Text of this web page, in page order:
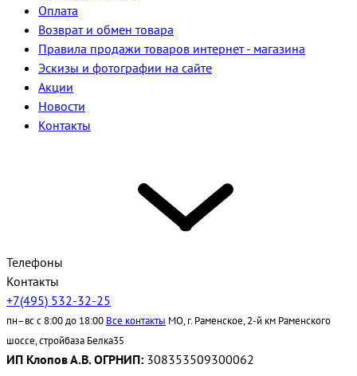
Оплата
Возврат и обмен товара
Правила продажи товаров интернет - магазина
Эскизы и фотографии на сайте
Акции
Новости
Контакты
Телефоны
Контакты
+7(495) 532-32-25
пн–вс с 8:00 до 18:00 Все контакты МО, г. Раменское, 2-й км Раменского
шоссе, стройбаза Белка35
ИП Клопов А.В. ОГРНИП: 308353509300062